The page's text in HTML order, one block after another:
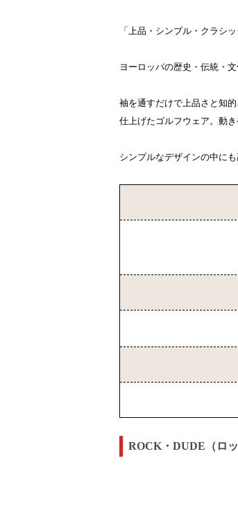
「上品・シンプル・クラシ
ヨーロッパの歴史・伝統・
袖を通すだけで上品さと知
仕上げたゴルフウェア。動
シンプルなデザインの中に
ROCK・DUDE（ロッ